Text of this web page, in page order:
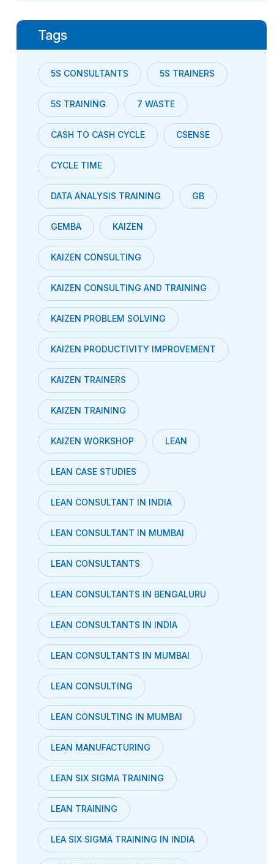
Tags
5S CONSULTANTS 5S TRAINERS
5S TRAINING 7 WASTE
CASH TO CASH CYCLE CSENSE
CYCLE TIME
DATA ANALYSIS TRAINING GB
GEMBA KAIZEN
KAIZEN CONSULTING
KAIZEN CONSULTING AND TRAINING
KAIZEN PROBLEM SOLVING
KAIZEN PRODUCTIVITY IMPROVEMENT
KAIZEN TRAINERS
KAIZEN TRAINING
KAIZEN WORKSHOP LEAN
LEAN CASE STUDIES
LEAN CONSULTANT IN INDIA
LEAN CONSULTANT IN MUMBAI
LEAN CONSULTANTS
LEAN CONSULTANTS IN BENGALURU
LEAN CONSULTANTS IN INDIA
LEAN CONSULTANTS IN MUMBAI
LEAN CONSULTING
LEAN CONSULTING IN MUMBAI
LEAN MANUFACTURING
LEAN SIX SIGMA TRAINING
LEAN TRAINING
LEA SIX SIGMA TRAINING IN INDIA